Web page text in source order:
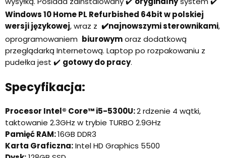
Windows 10 Home PL Refurbished 64bit w polskiej
wersji językowej, wraz z ✔️najnowszymi sterownikami,
oprogramowaniem biurowymoraz dodatkową
przeglądarką Internetową. Laptop po rozpakowaniu z
pudełka jest ✔️ gotowy do pracy.
Specyfikacja:
Procesor Intel® Core™ i5-5300U:2 rdzenie 4 wątki,
taktowanie 2.3GHz w trybie TURBO 2.9GHz
Pamięć RAM:16GB DDR3
Karta Graficzna:Intel HD Graphics 5500